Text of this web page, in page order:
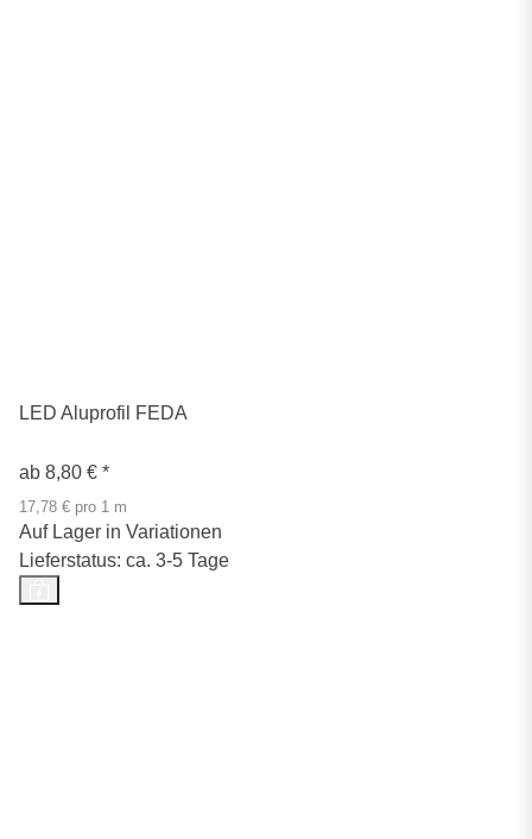
LED Aluprofil FEDA
ab 8,80 € *
17,78 € pro 1 m
Auf Lager in Variationen
Lieferstatus: ca. 3-5 Tage